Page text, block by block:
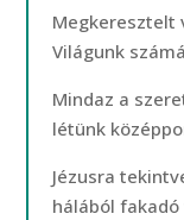
Megkeresztelt
Világunk
Mindaz a
létünk
Jézusra
hálából